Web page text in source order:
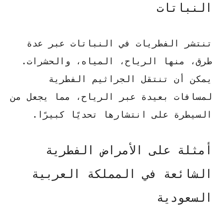
النباتات
تنتشر الفطريات في النباتات عبر عدة
طرق، منها الرياح، المياه، والحشرات.
يمكن أن تنتقل الجراثيم الفطرية
لمسافات بعيدة عبر الرياح، مما يجعل من
السيطرة على انتشارها تحديًا كبيرًا.
أمثلة على الأمراض الفطرية
الشائعة في المملكة العربية
السعودية